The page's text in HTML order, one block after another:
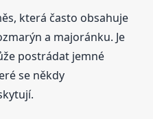
která často obsahuje
a majoránku. Je
postrádat jemné
se někdy